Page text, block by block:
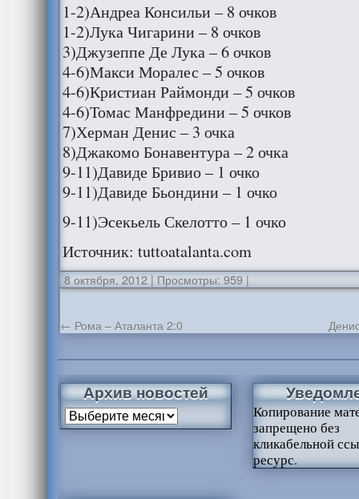
1-2)Андреа Консильи – 8 очков
1-2)Лука Чигарини – 8 очков
3)Джузеппе Де Лука – 6 очков
4-6)Макси Моралес – 5 очков
4-6)Кристиан Раймонди – 5 очков
4-6)Томас Манфредини – 5 очков
7)Херман Денис – 3 очка
8)Джакомо Бонавентура – 2 очка
9-11)Давиде Бривио – 1 очко
9-11)Давиде Бьондини – 1 очко
9-11)Эсекьель Скелотто – 1 очко
Источник: tuttoatalanta.com
8 октября, 2012 | Просмотры: 959|
← Рома – Аталанта 2:0
Архив новостей
Копирование
запрещено без
кликабельной
ресурс.